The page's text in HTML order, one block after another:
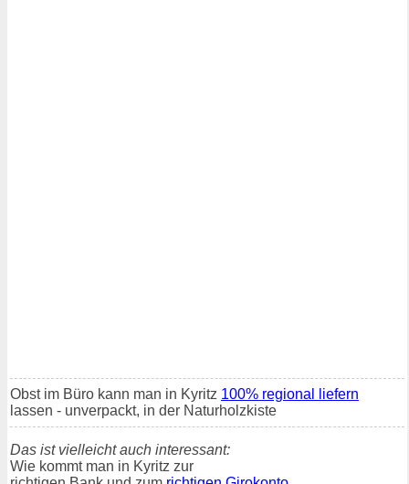
Obst im Büro kann man in Kyritz 100% regional liefern
lassen - unverpackt, in der Naturholzkiste
Das ist vielleicht auch interessant:
Wie kommt man in Kyritz zur